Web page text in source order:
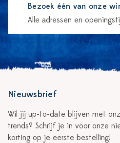
Bezoek één van onze
Alle adressen en
Nieuwsbrief
Wil jij up-to-date blijven met
trends? Schrijf je in voor onze
korting op je eerste bestelling!